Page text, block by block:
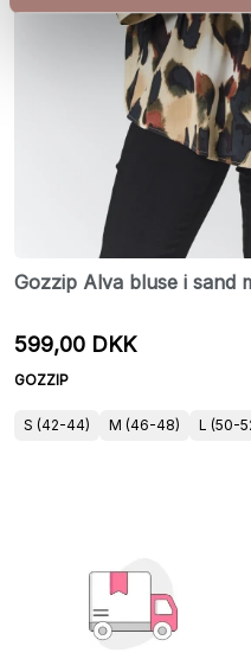
Gozzip Alva bluse i sand
599,00 DKK
GOZZIP
S (42-44) M (46-48) L (50-